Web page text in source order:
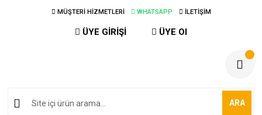
MÜŞTERİ HİZMETLERİ WHATSAPP İLETİŞİM
ÜYE GİRİŞİ ÜYE Ol
ARA